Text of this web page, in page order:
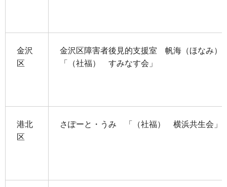
金沢
区
金沢区障害者後見的支援室 帆海（ほなみ
「（社福） すみなす会」
港北
区
さぽーと・うみ 「（社福） 横浜共生会」